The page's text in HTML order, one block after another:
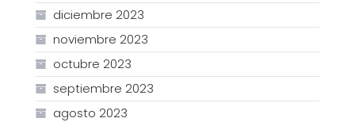
diciembre 2023
noviembre 2023
octubre 2023
septiembre 2023
agosto 2023